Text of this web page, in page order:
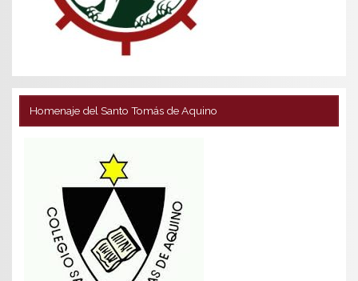
Homenaje del Santo Tomás de Aquino